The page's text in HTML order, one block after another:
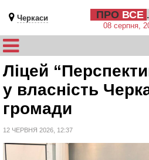
Черкаси ПРО ВСЕ
08 серпня,
Ліцей
у власність
громади
12 ЧЕРВНЯ 2026, 12:37